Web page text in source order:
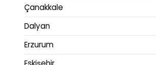
Çanakkale
Dalyan
Erzurum